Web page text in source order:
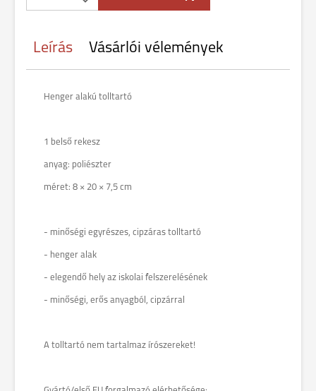
Leírás Vásárlói vélemények
Henger alakú tolltartó
1 belső rekesz
anyag: poliészter
méret: 8 × 20 × 7,5 cm
- minőségi egyrészes, cipzáras tolltartó
- henger alak
- elegendő hely az iskolai felszerelésének
- minőségi, erős anyagból, cipzárral
A tolltartó nem tartalmaz írószereket!